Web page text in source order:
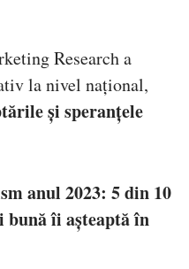
Research a
la nivel național,
și speranțele
anul 2023: 5 din 10
bună îi așteaptă în